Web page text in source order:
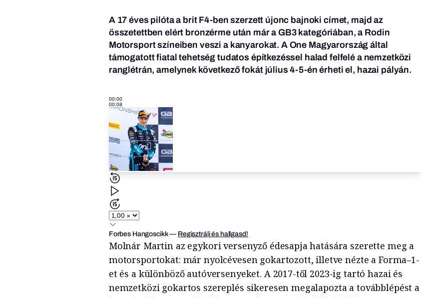
A 17 éves pilóta a brit F4-ben szerzett újonc bajnoki címet, majd az
összetettben elért bronzérme után már a GB3 kategóriában, a Rodin
Motorsport színeiben veszi a kanyarokat. A One Magyarország által
támogatott fiatal tehetség tudatos építkezéssel halad felfelé a nemzetközi
ranglétrán, amelynek következő fokát július 4-5-én érheti el, hazai pályán.
00:00
00:08
Forbes Hangoscikk— Regisztrálj és hallgasd!
Molnár Martin az egykori versenyző édesapja hatására szerette meg a
motorsportokat: már nyolcévesen gokartozott, illetve nézte a Forma–1-
et és a különböző autóversenyeket. A 2017-től 2023-ig tartó hazai és
nemzetközi gokartos szereplés sikeresen megalapozta a továbblépést a